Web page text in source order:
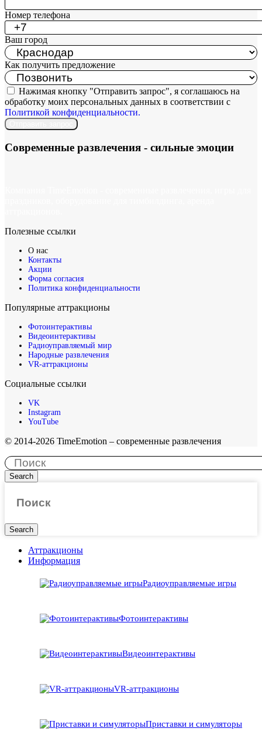
Номер телефона
Ваш город
Как получить предложение
Нажимая кнопку "Отправить запрос", я соглашаюсь на
обработку моих персональных данных в соответствии с
Политикой конфиденциальности.
Современные развлечения - сильные эмоции
Полезные ссылки
О нас
Контакты
Акции
Форма согласия
Политика конфиденциальности
Популярные аттракционы
Фотоинтерактивы
Видеоинтерактивы
Радиоуправляемый мир
Народные развлечения
VR-аттракционы
Социальные ссылки
VK
Instagram
YouTube
© 2014-2026 TimeEmotion – современные развлечения
Search
Search
Аттракционы
Информация
Радиоуправляемые игры
Фотоинтерактивы
Видеоинтерактивы
VR-аттракционы
Приставки и симуляторы